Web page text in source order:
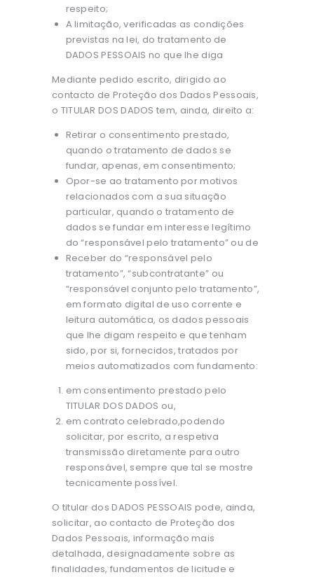
respeito;
A limitação, verificadas as condições
previstas na lei, do tratamento de
DADOS PESSOAIS no que lhe diga
Mediante pedido escrito, dirigido ao
contacto de Proteção dos Dados Pessoais,
o TITULAR DOS DADOS tem, ainda, direito a:
Retirar o consentimento prestado,
quando o tratamento de dados se
fundar, apenas, em consentimento;
Opor-se ao tratamento por motivos
relacionados com a sua situação
particular, quando o tratamento de
dados se fundar em interesse legítimo
do “responsável pelo tratamento” ou de
Receber do “responsável pelo
tratamento”, “subcontratante” ou
“responsável conjunto pelo tratamento”,
em formato digital de uso corrente e
leitura automática, os dados pessoais
que lhe digam respeito e que tenham
sido, por si, fornecidos, tratados por
meios automatizados com fundamento:
em consentimento prestado pelo
TITULAR DOS DADOS ou,
em contrato celebrado,podendo
solicitar, por escrito, a respetiva
transmissão diretamente para outro
responsável, sempre que tal se mostre
tecnicamente possível.
O titular dos DADOS PESSOAIS pode, ainda,
solicitar, ao contacto de Proteção dos
Dados Pessoais, informação mais
detalhada, designadamente sobre as
finalidades, fundamentos de licitude e